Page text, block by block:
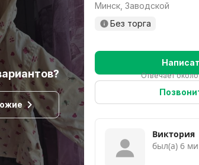
Минск, Заводской
Без торга
Отвечает
Виктория
был(а) 6